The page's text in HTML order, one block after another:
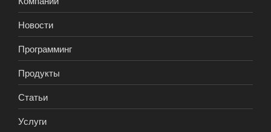
Новости
Программинг
Продукты
Статьи
Услуги